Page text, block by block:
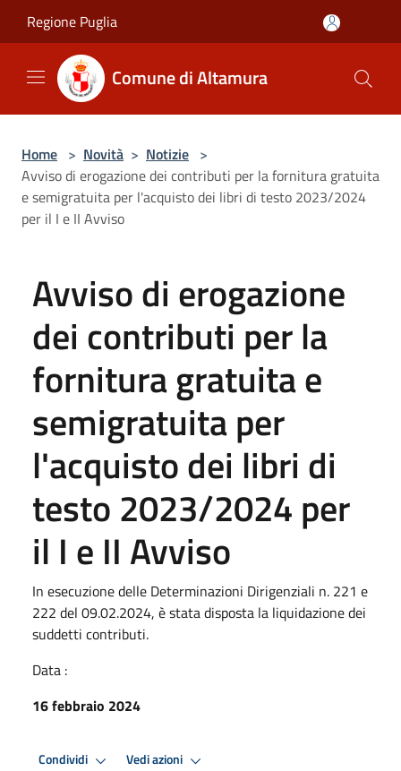
Regione Puglia
Comune di Altamura
Home > Novità > Notizie >
Avviso di erogazione dei contributi per la fornitura gratuita
e semigratuita per l'acquisto dei libri di testo 2023/2024
per il I e II Avviso
Avviso di erogazione
dei contributi per la
fornitura gratuita e
semigratuita per
l'acquisto dei libri di
testo 2023/2024 per
il I e II Avviso
In esecuzione delle Determinazioni Dirigenziali n. 221 e
222 del 09.02.2024, è stata disposta la liquidazione dei
suddetti contributi.
Data :
16 febbraio 2024
Condividi Vedi azioni